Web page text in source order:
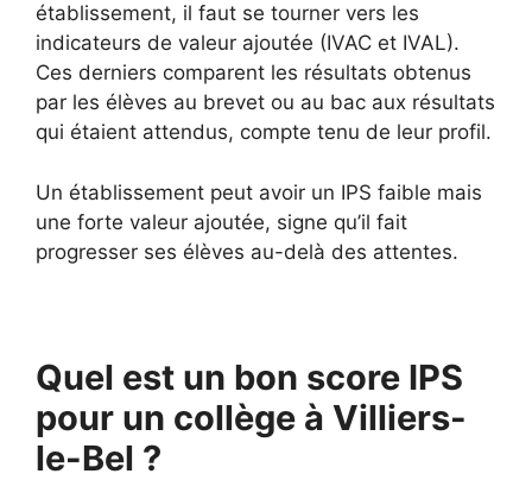
établissement, il faut se tourner vers les
indicateurs de valeur ajoutée (IVAC et IVAL).
Ces derniers comparent les résultats obtenus
par les élèves au brevet ou au bac aux résultats
qui étaient attendus, compte tenu de leur profil.
Un établissement peut avoir un IPS faible mais
une forte valeur ajoutée, signe qu’il fait
progresser ses élèves au-delà des attentes.
Quel est un bon score IPS
pour un collège à Villiers-
le-Bel ?